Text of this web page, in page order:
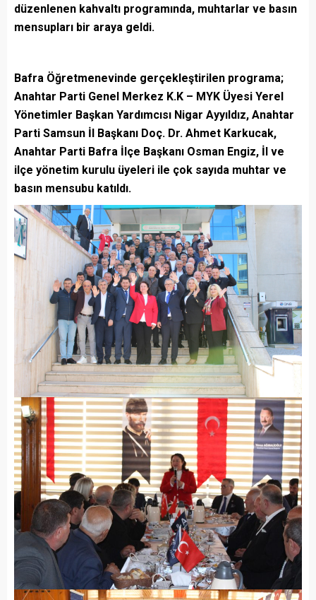
düzenlenen kahvaltı programında, muhtarlar ve basın
mensupları bir araya geldi.
Bafra Öğretmenevinde gerçekleştirilen programa;
Anahtar Parti Genel Merkez K.K – MYK Üyesi Yerel
Yönetimler Başkan Yardımcısı Nigar Ayyıldız, Anahtar
Parti Samsun İl Başkanı Doç. Dr. Ahmet Karkucak,
Anahtar Parti Bafra İlçe Başkanı Osman Engiz, İl ve
ilçe yönetim kurulu üyeleri ile çok sayıda muhtar ve
basın mensubu katıldı.